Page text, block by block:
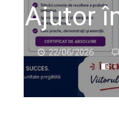
Ajutor
22/06/2026